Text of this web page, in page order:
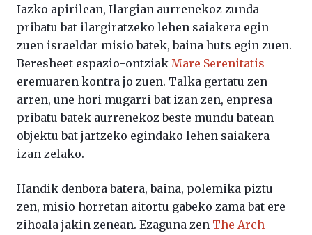
Iazko apirilean, Ilargian aurrenekoz zunda
pribatu bat ilargiratzeko lehen saiakera egin
zuen israeldar misio batek, baina huts egin zuen.
Beresheet espazio-ontziak Mare Serenitatis
eremuaren kontra jo zuen. Talka gertatu zen
arren, une hori mugarri bat izan zen, enpresa
pribatu batek aurrenekoz beste mundu batean
objektu bat jartzeko egindako lehen saiakera
izan zelako.
Handik denbora batera, baina, polemika piztu
zen, misio horretan aitortu gabeko zama bat ere
zihoala jakin zenean. Ezaguna zen The Arch